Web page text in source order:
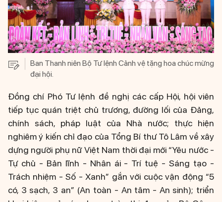
Ban Thanh niên Bộ Tư lệnh Cảnh vệ tặng hoa chúc mừng
đại hội.
Đồng chí Phó Tư lệnh đề nghị các cấp Hội, hội viên
tiếp tục quán triệt chủ trương, đường lối của Đảng,
chính sách, pháp luật của Nhà nước; thực hiện
nghiêm ý kiến chỉ đạo của Tổng Bí thư Tô Lâm về xây
dựng người phụ nữ Việt Nam thời đại mới “Yêu nước -
Tự chủ - Bản lĩnh - Nhân ái - Trí tuệ - Sáng tạo -
Trách nhiệm - Số - Xanh” gắn với cuộc vận động “5
có, 3 sạch, 3 an” (An toàn - An tâm - An sinh); triển